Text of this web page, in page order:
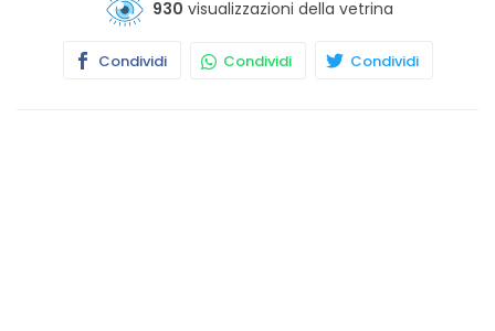
930 visualizzazioni della vetrina
Condividi Condividi Condividi